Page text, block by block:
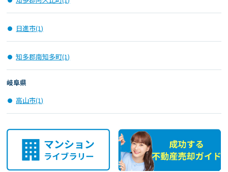
日進市(1)
知多郡南知多町(1)
岐阜県
高山市(1)